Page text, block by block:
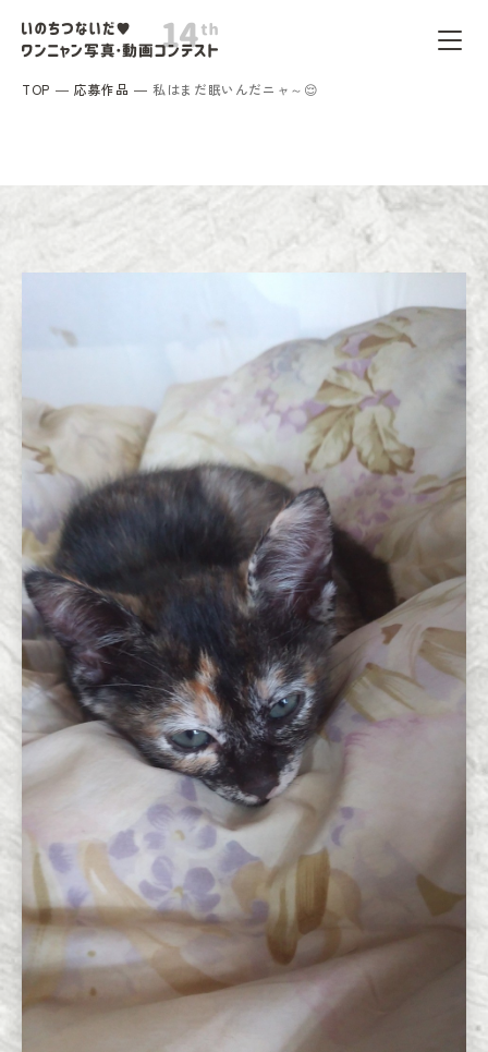
TOP 応募作品 私はまだ眠いんだニャ～😌